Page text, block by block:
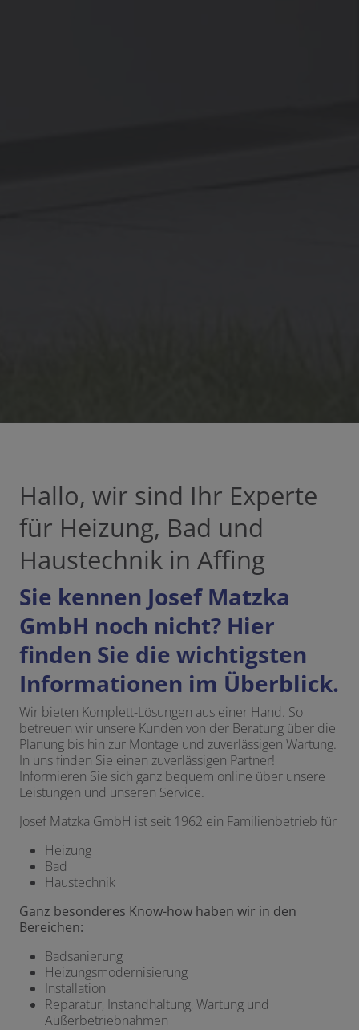
Hallo, wir sind Ihr Experte
für Heizung, Bad und
Haustechnik in Affing
Sie kennen Josef Matzka
GmbH noch nicht? Hier
finden Sie die wichtigsten
Informationen im Überblick.
Wir bieten Komplett-Lösungen aus einer Hand. So
betreuen wir unsere Kunden von der Beratung über die
Planung bis hin zur Montage und zuverlässigen Wartung.
In uns finden Sie einen zuverlässigen Partner!
Informieren Sie sich ganz bequem online über unsere
Leistungen und unseren Service.
Josef Matzka GmbH ist seit 1962 ein Familienbetrieb für
Heizung
Bad
Haustechnik
Ganz besonderes Know-how haben wir in den
Bereichen:
Badsanierung
Heizungsmodernisierung
Installation
Reparatur, Instandhaltung, Wartung und
Außerbetriebnahmen